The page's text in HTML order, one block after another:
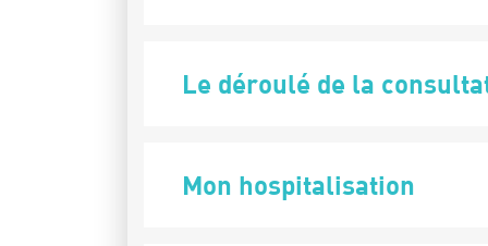
Le déroulé de la
Mon hospitalisation